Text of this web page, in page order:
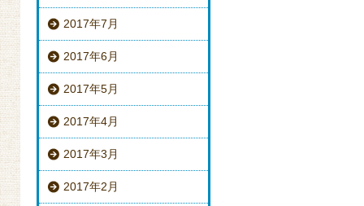
2017年7月
2017年6月
2017年5月
2017年4月
2017年3月
2017年2月